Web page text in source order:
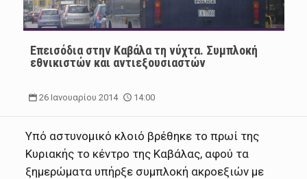
Επεισόδια στην Καβάλα τη νύχτα. Συμπλοκή
εθνικιστών και αντιεξουσιαστών
26 Ιανουαρίου 2014 14:00
Υπό αστυνομικό κλοιό βρέθηκε το πρωί της
Κυριακής το κέντρο της Καβάλας, αφού τα
ξημερώματα υπήρξε συμπλοκή ακροεξιών με